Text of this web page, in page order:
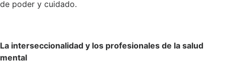
de poder y cuidado.
La interseccionalidad y los profesionales de la salud
mental